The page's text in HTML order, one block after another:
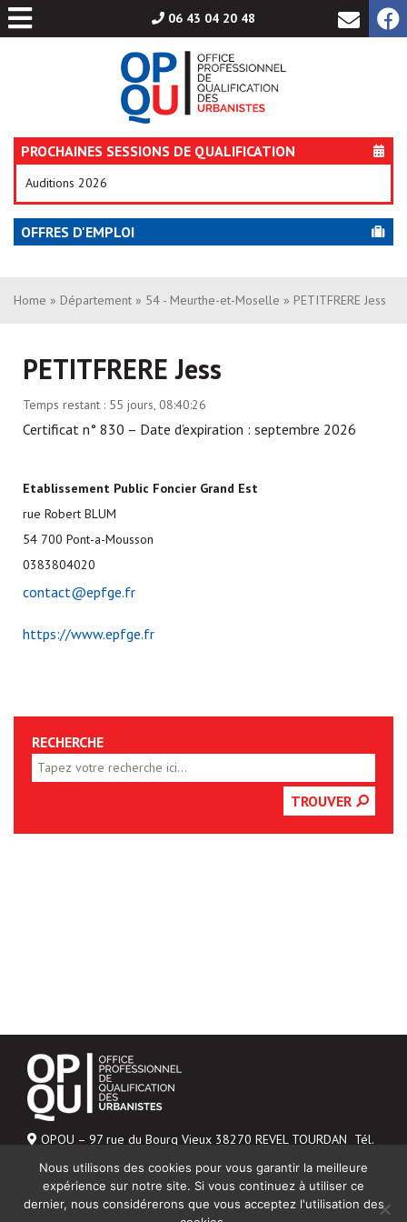
06 43 04 20 48
PROCHAINES SESSIONS DE QUALIFICATION
Auditions 2026
OFFRES D'EMPLOI
Aller
au
Home » Département » 54 - Meurthe-et-Moselle » PETITFRERE Jess
PETITFRERE Jess
Temps restant : 55 jours, 08:40:26
Certificat n° 830 – Date d’expiration : septembre 2026
Etablissement Public Foncier Grand Est
rue Robert BLUM
54 700 Pont-a-Mousson
0383804020
contact@epfge.fr
https://www.epfge.fr
RECHERCHE
TROUVER
OPQU – 97 rue du Bourg Vieux 38270 REVEL TOURDAN Tél.
Mentions légales
NOUS CONTACTER
Nous utilisons des cookies pour vous garantir la meilleure
expérience sur notre site. Si vous continuez à utiliser ce
dernier, nous considérerons que vous acceptez l'utilisation des